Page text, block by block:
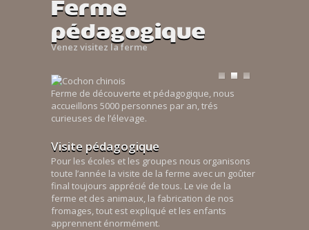
Ferme
pédagogique
Venez visitez la ferme
Ferme de découverte et pédagogique, nous
accueillons 5000 personnes par an, trés
curieuses de l’élevage.
Visite pédagogique
Pour les écoles et les groupes nous organisons
toute l’année la visite de la ferme avec un goûter
final toujours apprécié de tous. Le vie de la
ferme et des animaux, la fabrication de nos
fromages, tout est expliqué et les enfants
apprennent énormément.